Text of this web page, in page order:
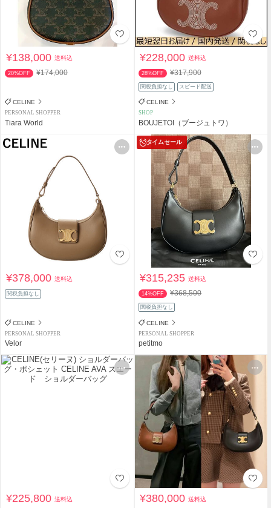
¥138,000送料込
20%OFF ¥174,000
CELINE
PERSONAL SHOPPER
Tiara World
¥228,000送料込
28%OFF ¥317,900
関税負担なし スピード配送
CELINE
SHOP
BOUJETOI（ブージュトワ）
¥378,000送料込
関税負担なし
CELINE
PERSONAL SHOPPER
Velor
タイムセール
¥315,235送料込
14%OFF ¥368,500
関税負担なし
CELINE
PERSONAL SHOPPER
petitmo
¥225,800送料込 ¥380,000送料込